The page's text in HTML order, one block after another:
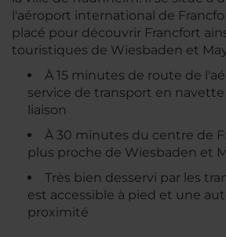
l'aéroport international de
placé pour découvrir Francfort
touristiques de Wiesbaden et
À 15 minutes de route de
service de transport en
liaison
À 30 minutes du centre de
plus proche de Wiesbaden et
Très bien desservi par les
est accessible à pied et une
proximité